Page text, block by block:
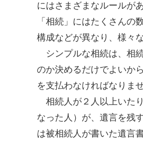
にはさまざまなルールが
「相続」にはたくさん
構成などが異なり、様々
シンプルな相続は、相
のか決めるだけでよいか
を支払わなければなりま
相続人が２人以上いた
なった人）が、遺言を残
は被相続人が書いた遺言